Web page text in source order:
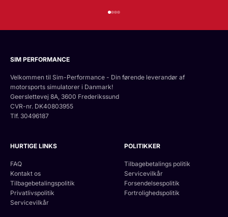
SIM PERFORMANCE
Velkommen til Sim-Performance - Din førende leverandør af
motorsports simulatorer i Danmark!
Geerslettevej 8A, 3600 Frederikssund
CVR-nr. DK40803955
Tlf. 30496187
HURTIGE LINKS
FAQ
Kontakt os
Tilbagebetalingspolitik
Privatlivspolitik
Servicevilkår
POLITIKKER
Tilbagebetalings politik
Servicevilkår
Forsendelsespolitik
Fortrolighedspolitik